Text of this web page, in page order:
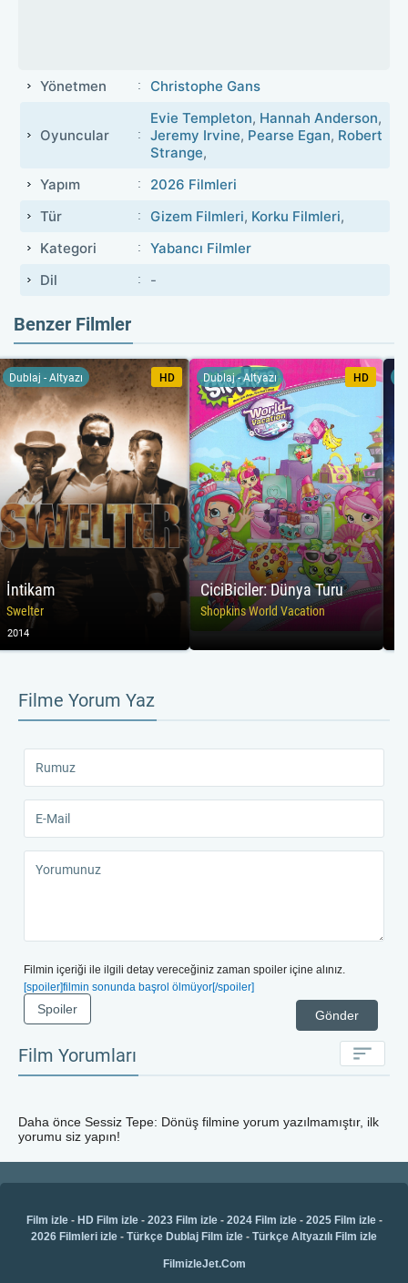
Yönetmen Christophe Gans
Oyuncular
Evie Templeton, Hannah Anderson,
Jeremy Irvine, Pearse Egan, Robert
Strange,
Yapım
2026 Filmleri
Tür
Gizem Filmleri, Korku Filmleri,
Kategori
Yabancı Filmler
Dil
-
Benzer Filmler
İntikam
Swelter
Dublaj - Altyazı HD
2014
CiciBiciler: Dünya Turu
Shopkins World Vacation
Dublaj - Altyazı HD
Filme Yorum Yaz
Filmin içeriği ile ilgili detay vereceğiniz zaman spoiler içine alınız.
[spoiler]filmin sonunda başrol ölmüyor[/spoiler]
Gönder
Spoiler
Film Yorumları
Daha önce Sessiz Tepe: Dönüş filmine yorum yazılmamıştır, ilk
yorumu siz yapın!
Film izle- HD Film izle- 2023 Film izle- 2024 Film izle- 2025 Film izle-
2026 Filmleri izle - Türkçe Dublaj Film izle - Türkçe Altyazılı Film izle
FilmizleJet.Com